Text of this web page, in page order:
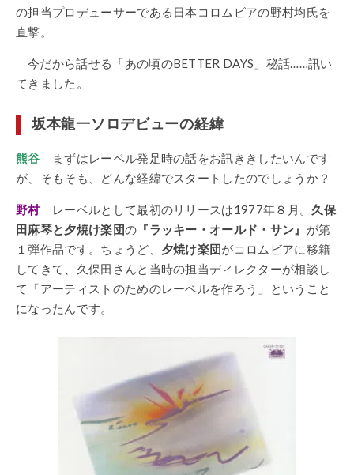
の担当プロデューサーである日本コロムビアの野村均氏を
直撃。
今だから話せる「あの頃のBETTER DAYS」秘話……訊い
てきました。
坂本龍一ソロデビューの経緯
熊谷 まずはレーベル発足時の話をお訊ききしたいんです
が、そもそも、どんな経緯でスタートしたのでしょうか？
野村レーベルとして最初のリリースは1977年８月。 久保
田麻琴と夕焼け楽団の 『ラッキー・オールド・サン』 が第
１弾作品です。ちょうど、 夕焼け楽団がコロムビアに移籍
してきて、久保田さんと当時の担当ディレクターが相談し
て「アーティストのためのレーベルを作ろう」ということ
になったんです。